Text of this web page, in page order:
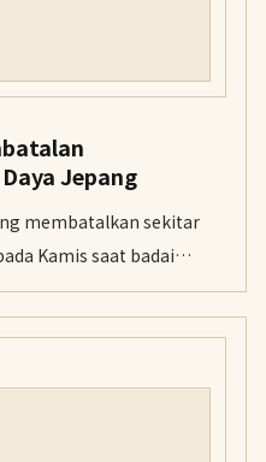
Jepang
membatalkan sekitar
Kamis saat badai
di barat daya Jepang.
juga dibatalkan untuk
masih mungkin